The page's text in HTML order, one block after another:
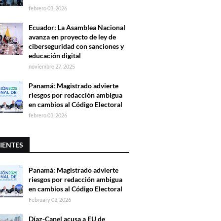
febrero 03, 2026
Ecuador: La Asamblea Nacional
avanza en proyecto de ley de
ciberseguridad con sanciones y
educación digital
noviembre 27, 2025
Panamá: Magistrado advierte
riesgos por redacción ambigua
en cambios al Código Electoral
febrero 03, 2026
Panamá: Magistrado advierte
riesgos por redacción ambigua
en cambios al Código Electoral
February 03, 2026
Díaz-Canel acusa a EU de